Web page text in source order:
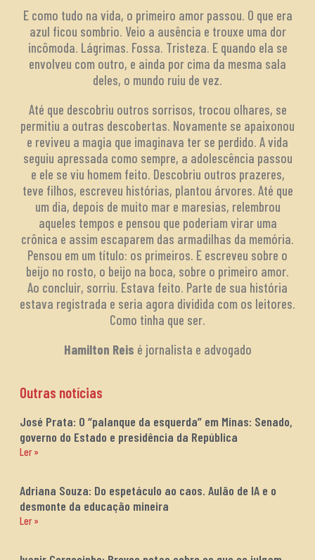
E como tudo na vida, o primeiro amor passou. O que era
azul ficou sombrio. Veio a ausência e trouxe uma dor
incômoda. Lágrimas. Fossa. Tristeza. E quando ela se
envolveu com outro, e ainda por cima da mesma sala
deles, o mundo ruiu de vez.
Até que descobriu outros sorrisos, trocou olhares, se
permitiu a outras descobertas. Novamente se apaixonou
e reviveu a magia que imaginava ter se perdido. A vida
seguiu apressada como sempre, a adolescência passou
e ele se viu homem feito. Descobriu outros prazeres,
teve filhos, escreveu histórias, plantou árvores. Até que
um dia, depois de muito mar e maresias, relembrou
aqueles tempos e pensou que poderiam virar uma
crônica e assim escaparem das armadilhas da memória.
Pensou em um título: os primeiros. E escreveu sobre o
beijo no rosto, o beijo na boca, sobre o primeiro amor.
Ao concluir, sorriu. Estava feito. Parte de sua história
estava registrada e seria agora dividida com os leitores.
Como tinha que ser.
Hamilton Reis é jornalista e advogado
Outras notícias
José Prata: O “palanque da esquerda” em Minas: Senado,
governo do Estado e presidência da República
Ler »
Adriana Souza: Do espetáculo ao caos. Aulão de IA e o
desmonte da educação mineira
Ler »